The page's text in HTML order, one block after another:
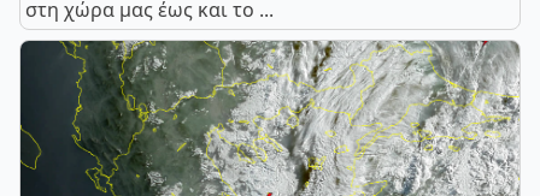
στη χώρα μας έως και το ...